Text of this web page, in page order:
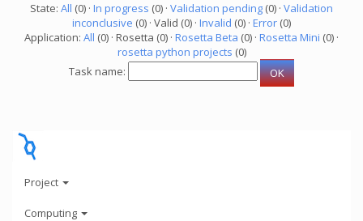
State: All (0) · In progress (0) · Validation pending (0) · Validation
inconclusive (0) · Valid (0) · Invalid (0) · Error (0)
Application: All (0) · Rosetta (0) · Rosetta Beta (0) · Rosetta Mini (0) ·
rosetta python projects (0)
Task name:
Project
Computing